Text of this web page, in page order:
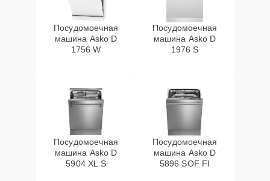
Посудомоечная
машина Asko D
1756 W
Посудомоечная
машина Asko D
1976 S
Посудомоечная
машина Asko D
5904 XL S
Посудомоечная
машина Asko D
5896 SOF FI